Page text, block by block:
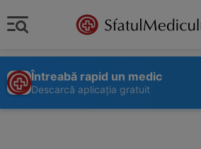
Întreabă rapid un medic
Descarcă aplicația gratuit